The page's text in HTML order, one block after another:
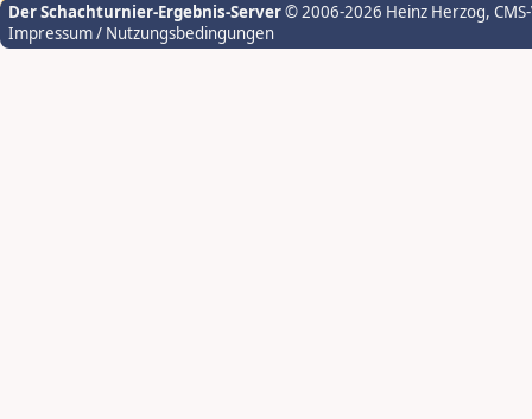
Der Schachturnier-Ergebnis-Server© 2006-2026 Heinz Herzog,
Impressum / Nutzungsbedingungen